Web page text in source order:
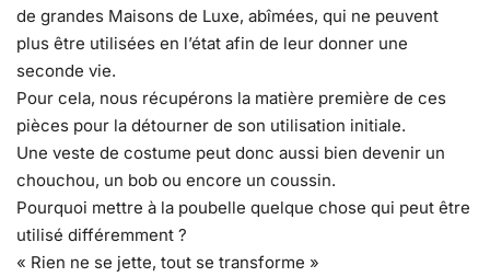
de grandes Maisons de Luxe, abîmées, qui ne peuvent
plus être utilisées en l’état afin de leur donner une
seconde vie.
Pour cela, nous récupérons la matière première de ces
pièces pour la détourner de son utilisation initiale.
Une veste de costume peut donc aussi bien devenir un
chouchou, un bob ou encore un coussin.
Pourquoi mettre à la poubelle quelque chose qui peut être
utilisé différemment ?
« Rien ne se jette, tout se transforme »